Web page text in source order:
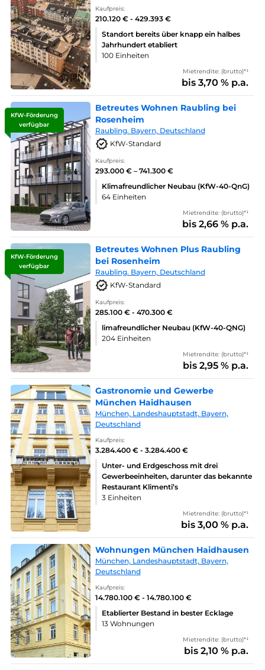
Kaufpreis:
210.120 € - 429.393 €
Standort bereits über knapp ein halbes
Jahrhundert etabliert
100 Einheiten
Mietrendite: (brutto)*¹
bis 3,70 % p.a.
KfW-Förderung
verfügbar
Betreutes Wohnen Raubling bei
Rosenheim
Raubling. Bayern, Deutschland
KfW-Standard
Kaufpreis:
293.000 € – 741.300 €
Klimafreundlicher Neubau (KfW-40-QnG)
64 Einheiten
Mietrendite: (brutto)*¹
bis 2,66 % p.a.
KfW-Förderung
verfügbar
Betreutes Wohnen Plus Raubling
bei Rosenheim
Raubling. Bayern, Deutschland
KfW-Standard
Kaufpreis:
285.100 € - 470.300 €
limafreundlicher Neubau (KfW-40-QNG)
204 Einheiten
Mietrendite: (brutto)*¹
bis 2,95 % p.a.
Gastronomie und Gewerbe
München Haidhausen
München, Landeshauptstadt, Bayern,
Deutschland
Kaufpreis:
3.284.400 € - 3.284.400 €
Unter- und Erdgeschoss mit drei
Gewerbeeinheiten, darunter das bekannte
Restaurant Klimenti’s
3 Einheiten
Mietrendite: (brutto)*¹
bis 3,00 % p.a.
Wohnungen München Haidhausen
München, Landeshauptstadt, Bayern,
Deutschland
Kaufpreis:
14.780.100 € - 14.780.100 €
Etablierter Bestand in bester Ecklage
13 Wohnungen
Mietrendite: (brutto)*¹
bis 2,10 % p.a.